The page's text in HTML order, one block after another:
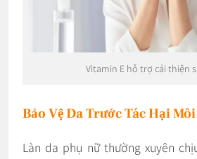
Vitamin E hỗ trợ cải thiện
Bảo Vệ Da Trước Tác Hại
Làn da phụ nữ thường xuyên